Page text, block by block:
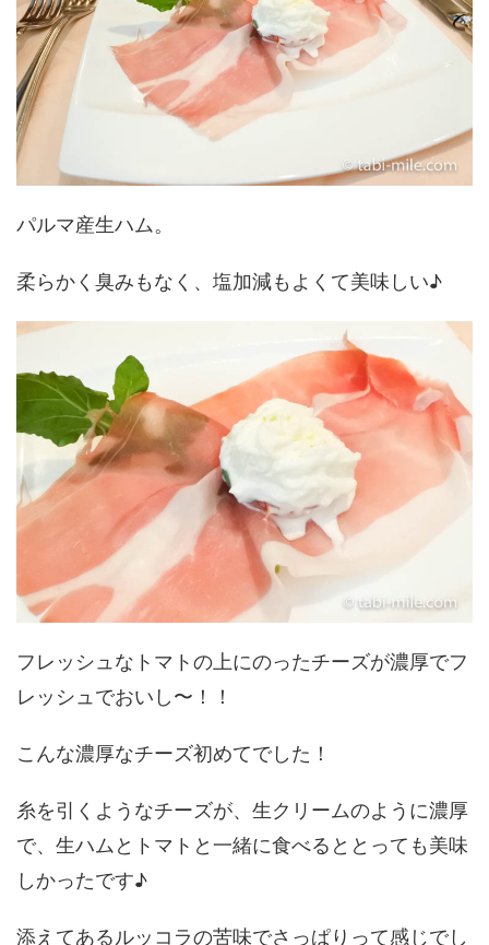
パルマ産生ハム。
柔らかく臭みもなく、塩加減もよくて美味しい♪
フレッシュなトマトの上にのったチーズが濃厚でフ
レッシュでおいし〜！！
こんな濃厚なチーズ初めてでした！
糸を引くようなチーズが、生クリームのように濃厚
で、生ハムとトマトと一緒に食べるととっても美味
しかったです♪
添えてあるルッコラの苦味でさっぱりって感じでし